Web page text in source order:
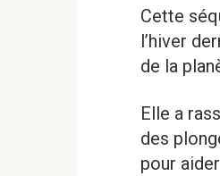
Cette
l’hiver
de la
Elle a
des
pour